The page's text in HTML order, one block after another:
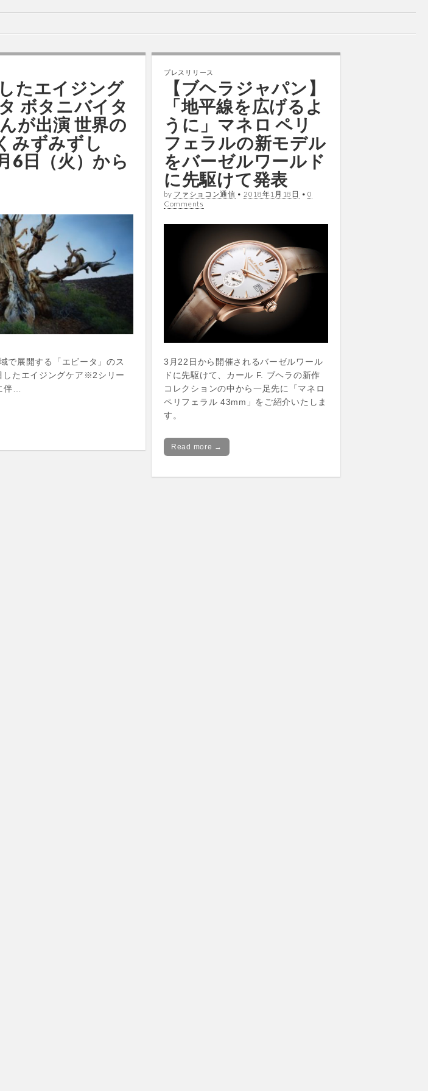
たエイジング
ボタニバイタ
が出演 世界の
みずみずし
6日（火）から
で展開する「エビータ」のス
たエイジングケア※2シリー
伴…
プレスリリース
【ブヘラジャパン】
「地平線を広げるよ
うに」マネロ ペリ
フェラルの新モデル
をバーゼルワールド
に先駆けて発表
by ファショコン通信 • 2018年1月18日 • 0
Comments
3月22日から開催されるバーゼルワール
ドに先駆けて、カール F. ブヘラの新作
コレクションの中から一足先に「マネロ
ペリフェラル 43mm」をご紹介いたしま
す。
Read more →